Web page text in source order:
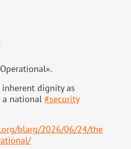
inherent dignity as
a national #security
blarg/2026/06/24/the